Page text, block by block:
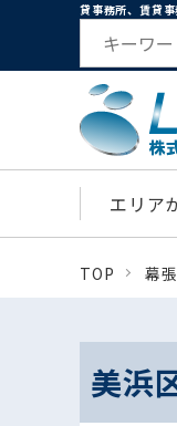
貸事務所、賃貸
エリア
TOP 幕
美浜